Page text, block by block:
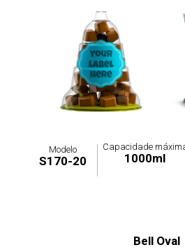
Modelo
S170-20
Capacidade
1000ml
Bell Oval